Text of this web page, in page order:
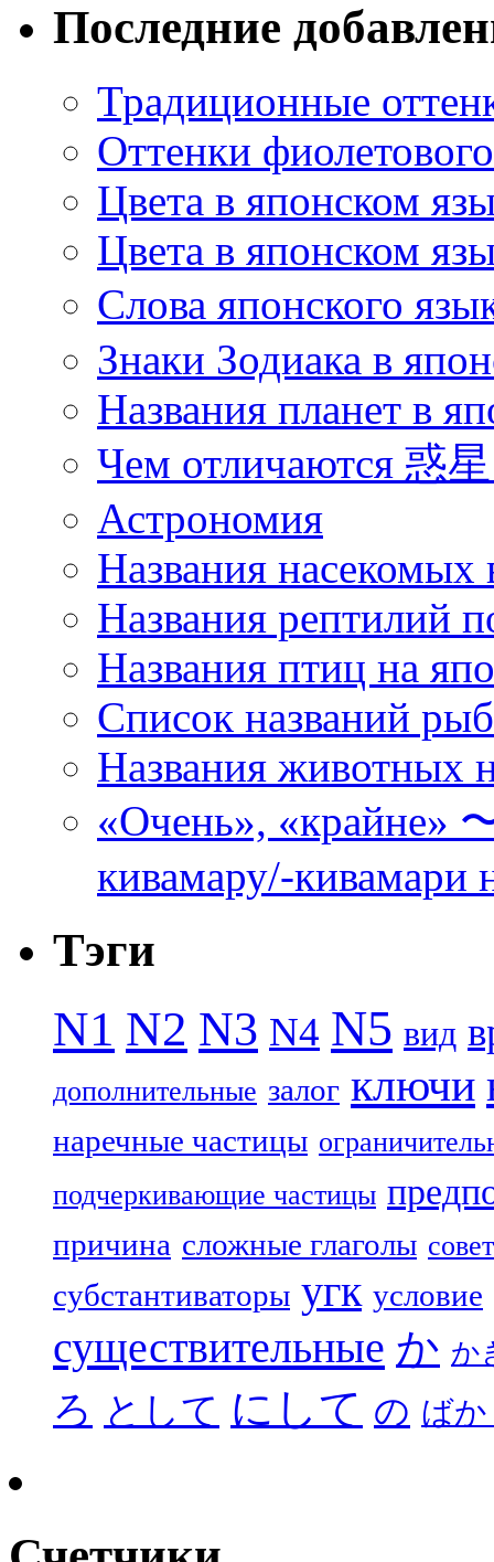
Последние
Традиционные
Оттенки
Цвета в японском
Цвета в японском
Слова японского
Знаки Зодиака в
Названия планет в
Чем отличаются 惑
Астрономия
Названия насекомых
Названия рептилий
Названия птиц на
Список названий
Названия животных
«Очень», «крайне»
кивамару/-кивамари
Тэги
N1 N2 N3 N4 N5 вид
дополнительные залог ключи
наречные частицы
подчеркивающие частицы
причина сложные глаголы совет
субстантиваторы угк условие
существительные か か
ろ として にして の ば